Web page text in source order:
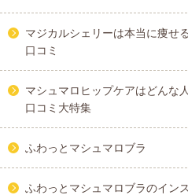
マジカルシェリーは本当に痩せ
口コミ
マシュマロヒップケアはどんな
口コミ大特集
ふわっとマシュマロブラ
ふわっとマシュマロブラのイン